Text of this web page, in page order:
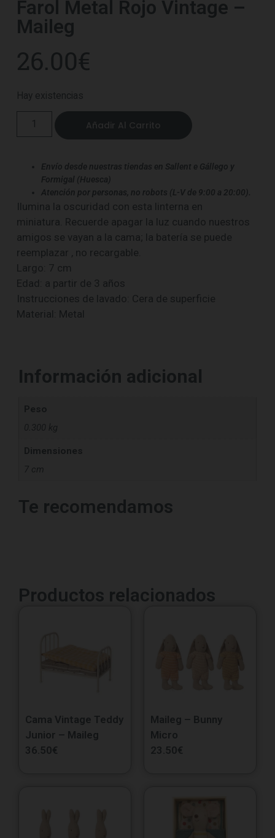
Farol Metal Rojo Vintage –
Maileg
26.00€
Hay existencias
Añadir Al Carrito
Envío desde nuestras tiendas en Sallent e Gállego y
Formigal (Huesca)
Atención por personas, no robots (L-V de 9:00 a 20:00).
Ilumina la oscuridad con esta linterna en
miniatura. Recuerde apagar la luz cuando nuestros
amigos se vayan a la cama; la batería se puede
reemplazar , no recargable.
Largo: 7 cm
Edad: a partir de 3 años
Instrucciones de lavado: Cera de superficie
Material: Metal
Información adicional
Dimensiones
7 cm
Te recomendamos
Productos relacionados
Cama Vintage Teddy
Junior – Maileg
36.50€
Maileg – Bunny
Micro
23.50€